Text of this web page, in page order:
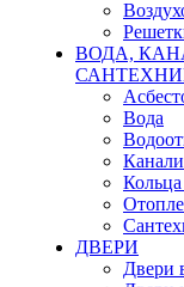
ВОДА,
Вода
ДВЕРИ
Двери